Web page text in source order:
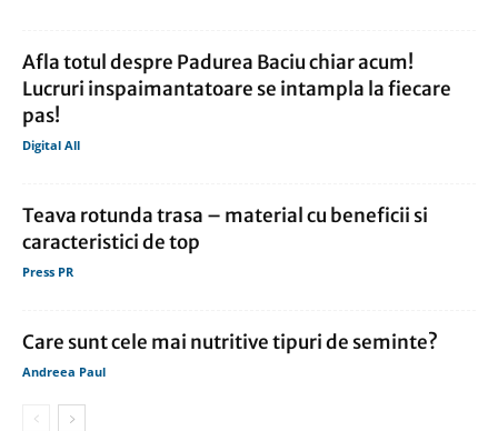
Afla totul despre Padurea Baciu chiar acum!
Lucruri inspaimantatoare se intampla la fiecare
pas!
Digital All
Teava rotunda trasa – material cu beneficii si
caracteristici de top
Press PR
Care sunt cele mai nutritive tipuri de seminte?
Andreea Paul